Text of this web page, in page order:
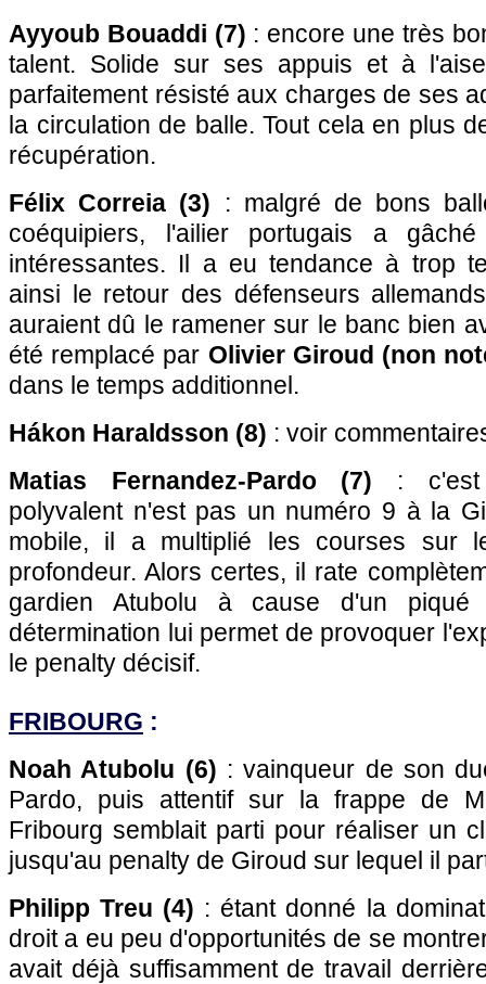
Ayyoub Bouaddi (7) : encore une très
talent. Solide sur ses appuis et à
parfaitement résisté aux charges de ses
la circulation de balle. Tout cela en plus
récupération.
Félix Correia (3) : malgré de bons
coéquipiers, l'ailier portugais a
intéressantes. Il a eu tendance à trop
ainsi le retour des défenseurs
auraient dû le ramener sur le banc bien
été remplacé par Olivier Giroud (non
dans le temps additionnel.
Hákon Haraldsson (8) : voir
Matias Fernandez-Pardo (7) : c'est
polyvalent n'est pas un numéro 9 à la
mobile, il a multiplié les courses sur
profondeur. Alors certes, il rate
gardien Atubolu à cause d'un piqué
détermination lui permet de provoquer
le penalty décisif.
FRIBOURG :
Noah Atubolu (6) : vainqueur de son
Pardo, puis attentif sur la frappe de
Fribourg semblait parti pour réaliser un
jusqu'au penalty de Giroud sur lequel il
Philipp Treu (4) : étant donné la
droit a eu peu d'opportunités de se
avait déjà suffisamment de travail